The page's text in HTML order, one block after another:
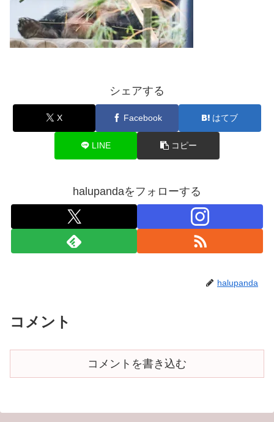
シェアする
X Facebook はてブ
LINE コピー
halupandaをフォローする
halupanda
コメント
コメントを書き込む